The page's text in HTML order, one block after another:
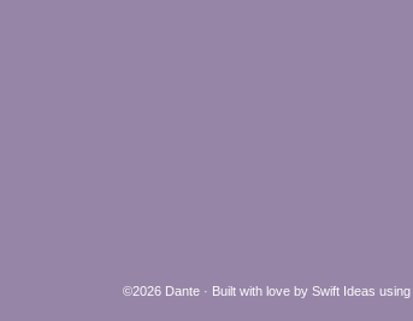
©2026 Dante · Built with love by Swift Ideas using